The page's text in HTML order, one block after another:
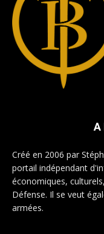
A
Créé en 2006 par
portail indépendant
économiques,
Défense. Il se veut
armées.